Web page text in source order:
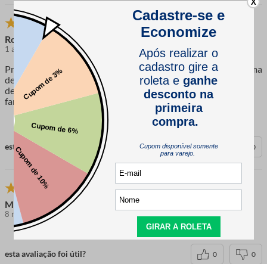
Ronaldo
1 ano atrás comprador verificado
Produto excelente, mais excelente ainda o atendimento de uma
de suas colaboradoras, que me tirou todas as dúvidas, me
deixando tranquilo para adquirir o produto. Super indico, e
farei novas compras. Satisfeito coma loja. Obrigado
esta avaliação foi útil? 0 0
Marlene A.
8 meses atrás
esta avaliação foi útil? 0 0
X